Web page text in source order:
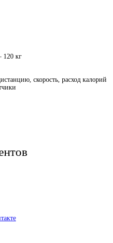
120 кг
скорость, расход калорий